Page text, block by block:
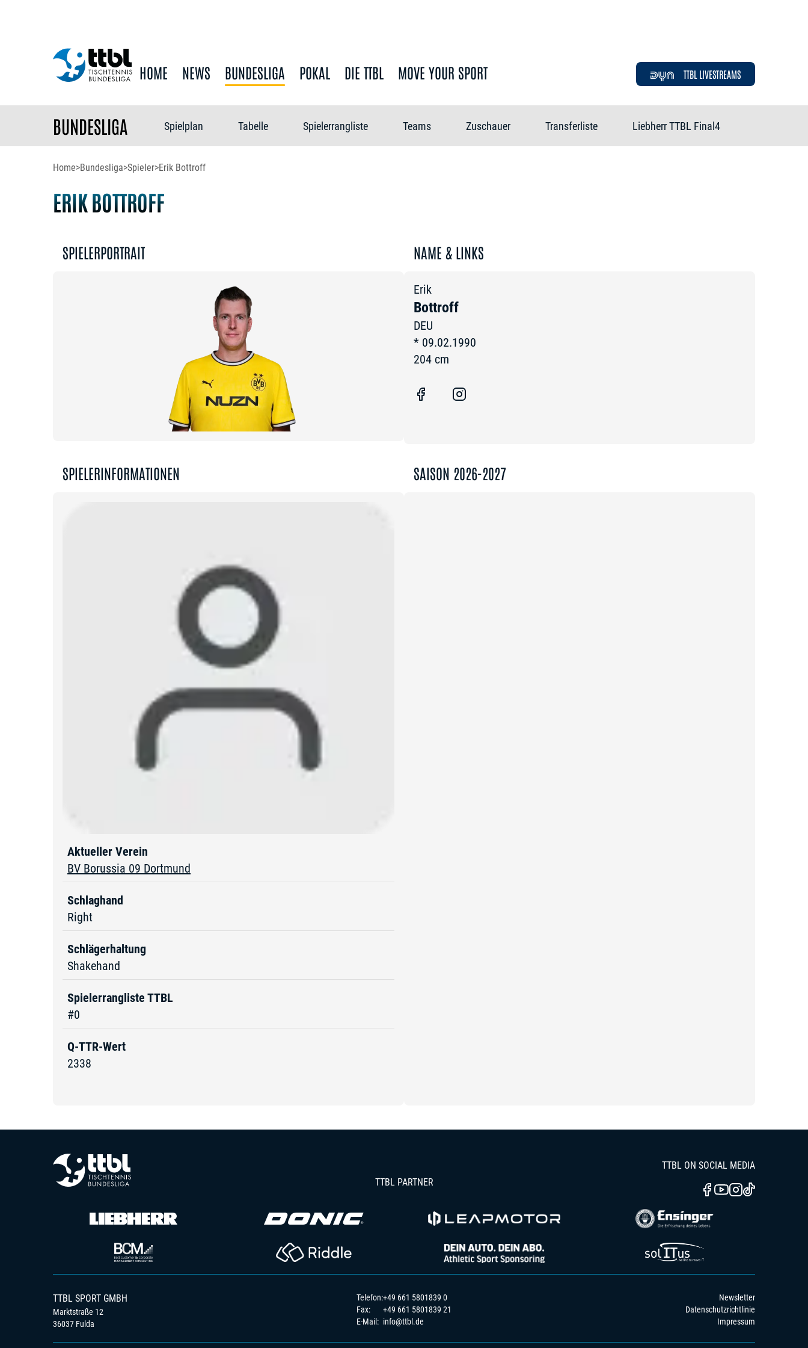
HOME NEWS BUNDESLIGA POKAL DIE TTBL MOVE YOUR SPORT TTBL LIVESTREAMS
BUNDESLIGA Spielplan Tabelle Spielerrangliste Teams Zuschauer Transferliste Liebherr TTBL Final4
Home>Bundesliga>Spieler>Erik Bottroff
ERIK BOTTROFF
SPIELERPORTRAIT NAME & LINKS
Erik
Bottroff
DEU
* 09.02.1990
204 cm
SPIELERINFORMATIONEN
Aktueller Verein
BV Borussia 09 Dortmund
Schlaghand
Right
Schlägerhaltung
Shakehand
Spielerrangliste TTBL
#0
Q-TTR-Wert
2338
SAISON 2026-2027
TTBL PARTNER
TTBL ON SOCIAL MEDIA
TTBL SPORT GMBH
Marktstraße 12
36037 Fulda
Telefon:
Fax:
E-Mail:
+49 661 5801839 0
+49 661 5801839 21
info@ttbl.de
Newsletter
Datenschutzrichtlinie
Impressum